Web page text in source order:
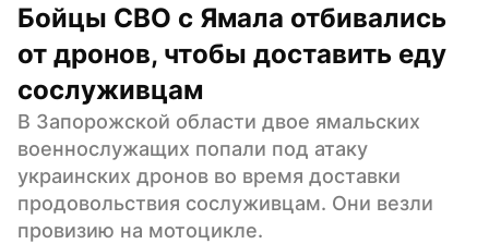
Бойцы СВО с Ямала отбивались
от дронов, чтобы доставить еду
сослуживцам
В Запорожской области двое ямальских
военнослужащих попали под атаку
украинских дронов во время доставки
продовольствия сослуживцам. Они везли
провизию на мотоцикле.